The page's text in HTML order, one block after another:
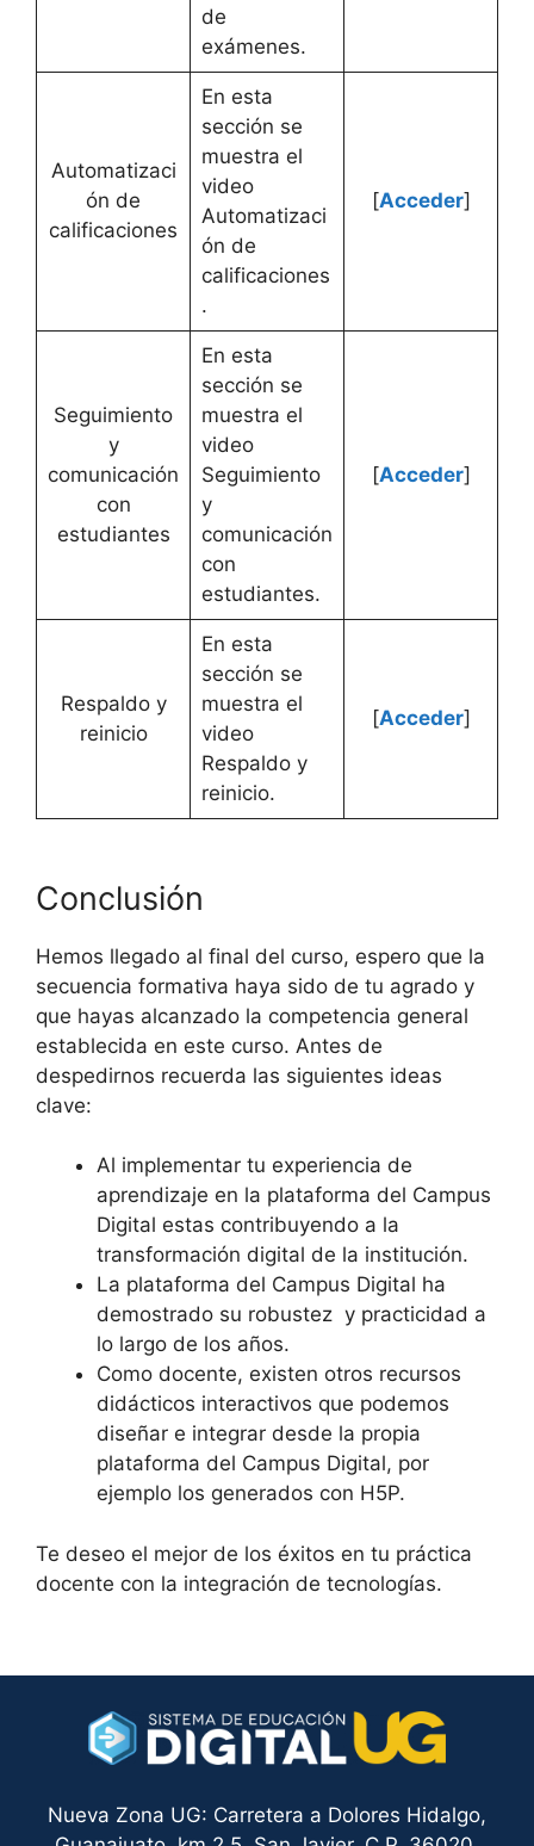
de
exámenes.
Automatizaci
ón de
calificaciones
En esta
sección se
muestra el
video
Automatizaci
ón de
calificaciones
.
[Acceder]
Seguimiento
y
comunicación
con
estudiantes
En esta
sección se
muestra el
video
Seguimiento
y
comunicación
con
estudiantes.
[Acceder]
Respaldo y
reinicio
En esta
sección se
muestra el
video
Respaldo y
reinicio.
[Acceder]
Conclusión
Hemos llegado al final del curso, espero que la
secuencia formativa haya sido de tu agrado y
que hayas alcanzado la competencia general
establecida en este curso. Antes de
despedirnos recuerda las siguientes ideas
clave:
Al implementar tu experiencia de
aprendizaje en la plataforma del Campus
Digital estas contribuyendo a la
transformación digital de la institución.
La plataforma del Campus Digital ha
demostrado su robustez y practicidad a
lo largo de los años.
Como docente, existen otros recursos
didácticos interactivos que podemos
diseñar e integrar desde la propia
plataforma del Campus Digital, por
ejemplo los generados con H5P.
Te deseo el mejor de los éxitos en tu práctica
docente con la integración de tecnologías.
Nueva Zona UG: Carretera a Dolores Hidalgo,